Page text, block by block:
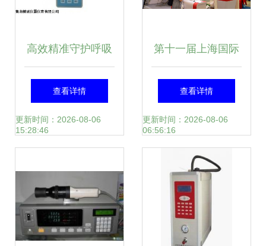
高效精准守护呼吸
健康 青岛精诚便携
式粉尘检测仪与职
解析
查看详情
更新时间：2026-08-06
15:28:46
第十一届上海国际
石油和化工技术装
备展即将在沪举行
仪器仪表领航产业
升级
查看详情
更新时间：2026-08-06
06:56:16